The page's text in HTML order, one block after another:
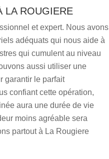
LA ROUGIERE
et expert. Nous avons
adéquats qui nous aide à
qui cumulent au niveau
aussi utiliser une
garantir le parfait
confiant cette opération,
aura une durée de vie
moins agréable sera
partout à La Rougiere